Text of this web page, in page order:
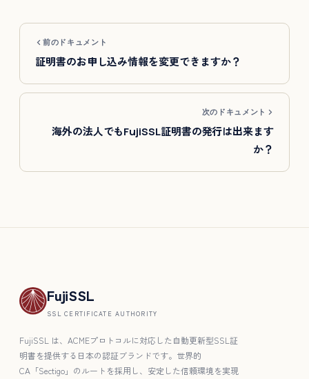
前のドキュメント
証明書のお申し込み情報を変更できますか？
次のドキュメント
海外の法人でもFujiSSL証明書の発行は出来ます
か？
FujiSSL
SSL CERTIFICATE AUTHORITY
FujiSSL は、ACMEプロトコルに対応した自動更新型SSL証
明書を提供する日本の認証ブランドです。世界的
CA「Sectigo」のルートを採用し、安定した信頼環境を実現